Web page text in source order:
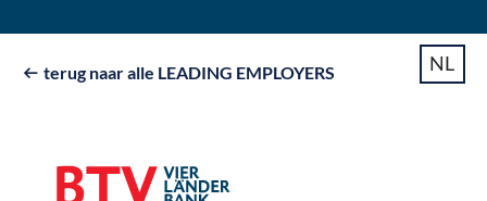
 terug naar alle LEADING EMPLOYERS NL